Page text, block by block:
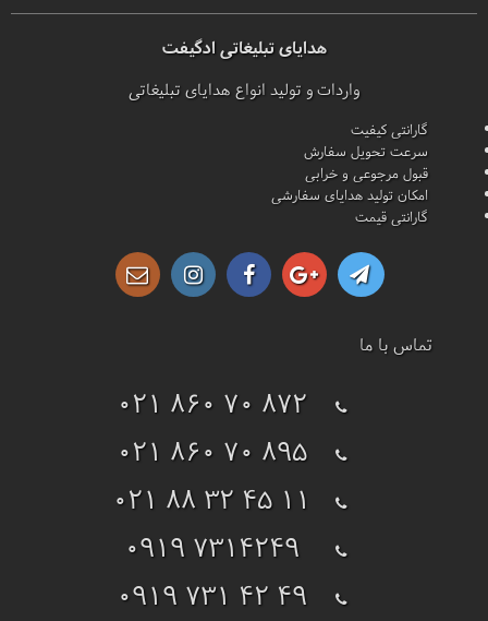
هدایای تبلیغاتی ادگیفت
واردات و تولید انواع هدایای تبلیغاتی
گارانتی کیفیت
سرعت تحویل سفارش
قبول مرجوعی و خرابی
امکان تولید هدایای سفارشی
گارانتی قیمت
تماس با ما
021 860 70 872
021 860 70 895
021 88 32 45 11
0919 7314249
0919 731 42 49